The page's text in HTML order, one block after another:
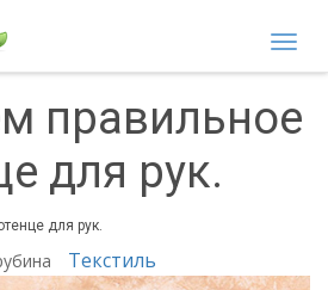
правильное
для рук.
для рук.
Текстиль